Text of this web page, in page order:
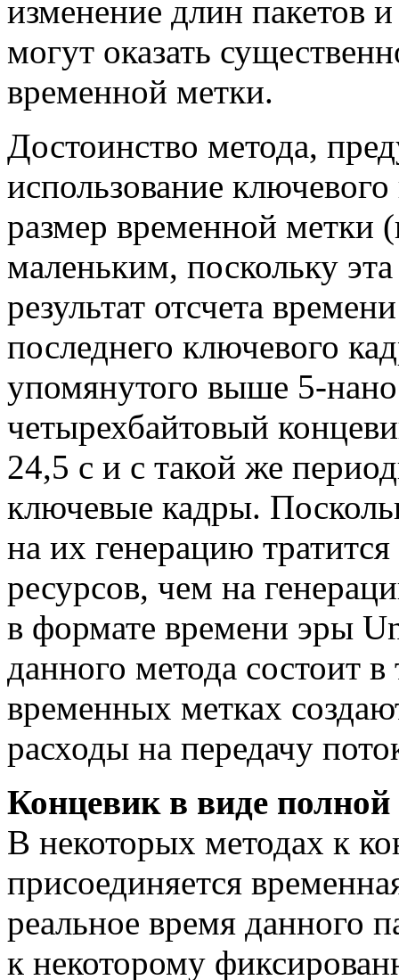
изменение длин пакетов
могут оказать
временной метки.
Достоинство метода,
использование
размер временной метки
маленьким, поскольку
результат отсчета
последнего ключевого
упомянутого выше 5-
четырехбайтовый
24,5 с и с такой же
ключевые кадры.
на их генерацию
ресурсов, чем на
в формате времени эры
данного метода состоит
временных метках
расходы на передачу
Концевик в виде
В некоторых методах к
присоединяется
реальное время данного
к некоторому